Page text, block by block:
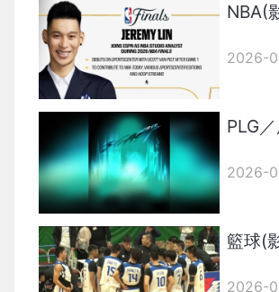
NBA(
2026-
PLG
2026-
籃球(
2026-